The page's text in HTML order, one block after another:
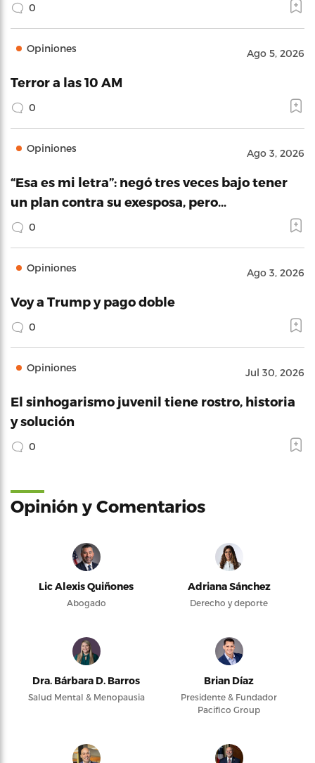
0
Opiniones Ago 5, 2026
Terror a las 10 AM
0
Opiniones Ago 3, 2026
“Esa es mi letra”: negó tres veces bajo tener
un plan contra su exesposa, pero…
0
Opiniones Ago 3, 2026
Voy a Trump y pago doble
0
Opiniones Jul 30, 2026
El sinhogarismo juvenil tiene rostro, historia
y solución
0
Opinión y Comentarios
Lic Alexis Quiñones
Abogado
Adriana Sánchez
Derecho y deporte
Dra. Bárbara D. Barros
Salud Mental & Menopausia
Brian Díaz
Presidente & Fundador
Pacifico Group